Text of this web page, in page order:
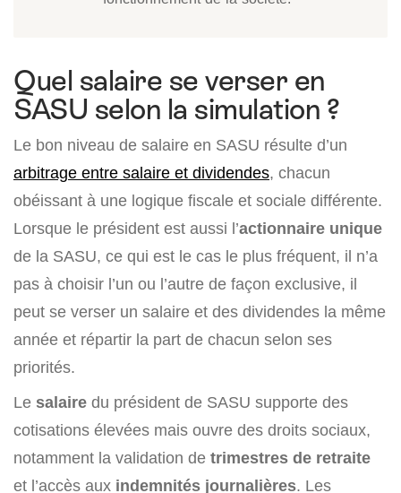
Quel salaire se verser en
SASU selon la simulation ?
Le bon niveau de salaire en SASU résulte d’un
arbitrage entre salaire et dividendes, chacun
obéissant à une logique fiscale et sociale différente.
Lorsque le président est aussi l’actionnaire unique
de la SASU, ce qui est le cas le plus fréquent, il n’a
pas à choisir l’un ou l’autre de façon exclusive, il
peut se verser un salaire et des dividendes la même
année et répartir la part de chacun selon ses
priorités.
Le salaire du président de SASU supporte des
cotisations élevées mais ouvre des droits sociaux,
notamment la validation de trimestres de retraite
et l’accès aux indemnités journalières. Les